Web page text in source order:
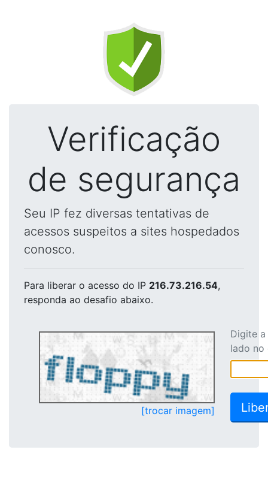
Verificação
de segurança
Seu IP fez diversas tentativas de
acessos suspeitos a sites hospedados
conosco.
Para liberar o acesso do IP 216.73.216.54,
responda ao desafio abaixo.
[trocar imagem]
Digite
lado no